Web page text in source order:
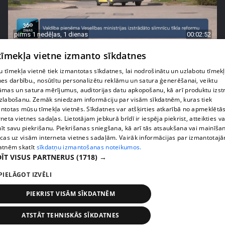
pirms 1 nedēļas, 1 dienas 00:02:52
Pēc asām debatēm valdība apstiprina slimnīcu
reformu
407. epizode
pirms 1 nedēļas, 1 dienas
Barkavā sākas kapelmeistaru mācības, lai nodotu
vietne izmanto sīkdatnes
tīmekļa vietnē tiek izmantotas sīkdatnes, lai nodrošinātu un uzlabotu
darbību., nosūtītu personalizētu reklāmu un satura ģenerēšanai, veiktu
un satura mērījumus, auditorijas datu apkopošanu, kā arī produktu
Zemāk sniedzam informāciju par visām sīkdatnēm, kuras tiek
mūsu tīmekļa vietnēs. Sīkdatnes var atšķirties atkarībā no
vietnes sadaļas. Lietotājam jebkurā brīdī ir iespēja piekrist, atteikties
savu piekrišanu. Piekrišanas sniegšana, kā arī tās atsaukšana vai
uz visām interneta vietnes sadaļām. Vairāk informācijas par
skatīt sīkdatņu izmantošanas noteikumos.
VISUS PARTNERUS (1718) →
IZVĒLI
PIEKRIST VISĀM SĪKDATNĒM
ATSTĀT TEHNISKĀS SĪKDATNES